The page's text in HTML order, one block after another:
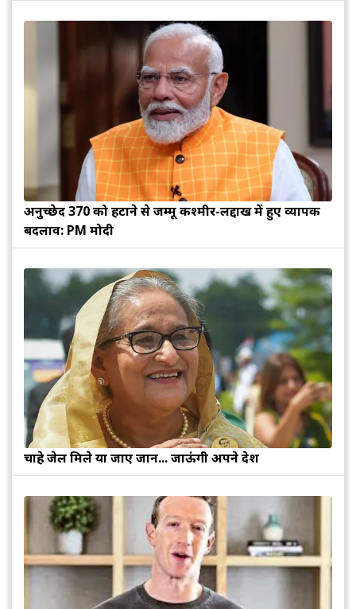
अनुच्छेद 370 को हटाने से जम्मू कश्मीर-लद्दाख में हुए व्यापक
बदलाव: PM मोदी
चाहे जेल मिले या जाए जान... जाऊंगी अपने देश